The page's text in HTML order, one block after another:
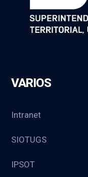
VARIOS
Intranet
SIOTUGS
IPSOT